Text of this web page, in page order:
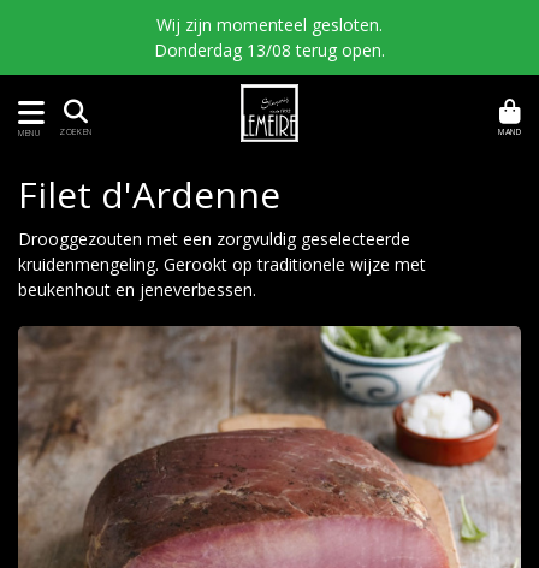
Wij zijn momenteel gesloten.
Donderdag 13/08 terug open.
MENU ZOEKEN MAND
Filet d'Ardenne
Drooggezouten met een zorgvuldig geselecteerde
kruidenmengeling. Gerookt op traditionele wijze met
beukenhout en jeneverbessen.